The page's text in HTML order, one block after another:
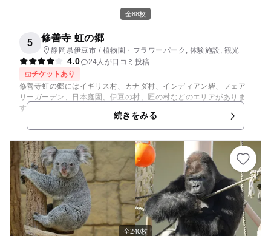
全88枚
5 修善寺 虹の郷
静岡県伊豆市 / 植物園・フラワーパーク, 体験施設, 観光
4.0
24人が口コミ投稿
チケットあり
修善寺虹の郷にはイギリス村、カナダ村、インディアン砦、フェア
リーガーデン、日本庭園、伊豆の村、匠の村などのエリアがありま
す。 日本庭園は、四季折々の花々が咲き目を楽しませてくれます。
匠の村では今ではなかなか見る事のできなくなった茅葺屋根の古民
家が並び、その中では親子で遊ぶ事ができる、昔懐かしいお手玉や
メンコを自由に利用できます。和紙はがき作りや木工工作の体験も
出来ますよ。 伊豆の村ではお土産探し。タイムスリップをしたよう
な街道が再現されています。 日本の郷を堪能したらイギリスへ。か
わいいテディベアやアンティークのおもちゃが待っています。男の
子には、虹の郷を走る英国製の15インチゲージ鉄道を紹介するミュ
ージアムがおすすめです！ イギリス村からカナダ村には園内を走る
ロムニー鉄道を利用（有料）しましょう。 カナダ村では万華鏡のミ
ュージアム、インディアン砦には100mの滑り台（小学生以上利用
可）でアクティブに！ 全部まわればプチ世界旅行を満喫できます！
続きをみる
全240枚